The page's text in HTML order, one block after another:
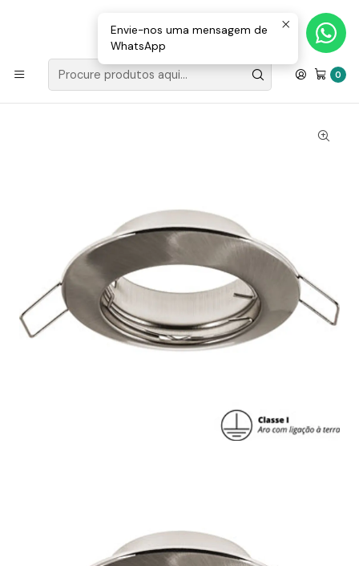
0
Loja Valongo: 220 150 143 (chamada para a rede fixa nacional) «»
E-mail: geral@movenergy.pt
Início
Aro Serie Inteca Redondo Níquel C/Terra
Envie-nos uma mensagem de
WhatsApp